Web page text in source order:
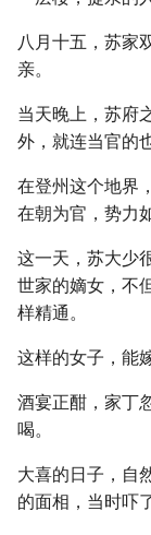
八月十五，苏家
亲。
当天晚上，苏府
外，就连当官的
在登州这个地界
在朝为官，势力
这一天，苏大少
世家的嫡女，不
样精通。
这样的女子，能
酒宴正酣，家丁
喝。
大喜的日子，自
的面相，当时吓